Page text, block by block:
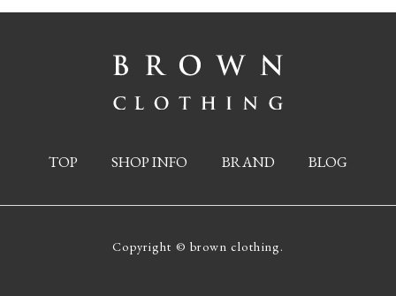
TOP SHOP INFO BRAND BLOG
Copyright © brown clothing.